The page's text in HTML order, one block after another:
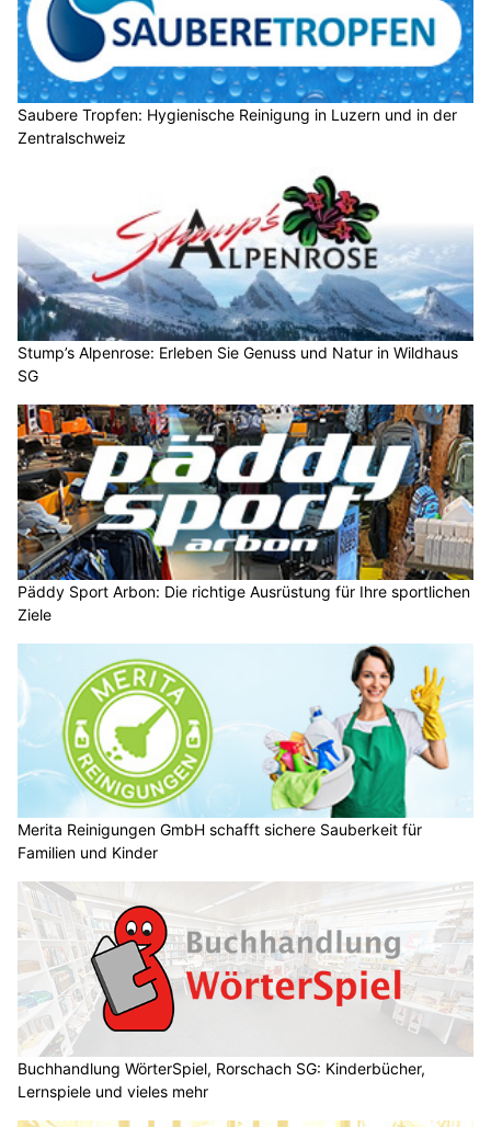
Saubere Tropfen: Hygienische Reinigung in Luzern und in der
Zentralschweiz
Stump’s Alpenrose: Erleben Sie Genuss und Natur in Wildhaus
SG
Päddy Sport Arbon: Die richtige Ausrüstung für Ihre sportlichen
Ziele
Merita Reinigungen GmbH schafft sichere Sauberkeit für
Familien und Kinder
Buchhandlung WörterSpiel, Rorschach SG: Kinderbücher,
Lernspiele und vieles mehr